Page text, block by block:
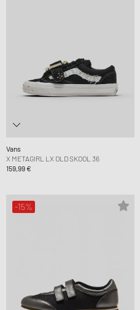
Vans
X METAGIRL LX OLD SKOOL 36
159,99 €
-15%